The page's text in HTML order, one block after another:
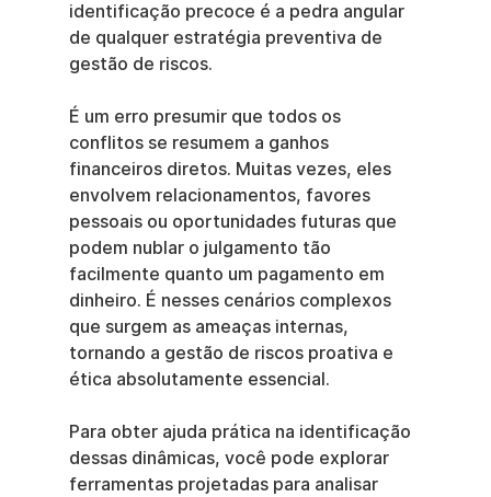
identificação precoce é a pedra angular
de qualquer estratégia preventiva de
gestão de riscos.
É um erro presumir que todos os
conflitos se resumem a ganhos
financeiros diretos. Muitas vezes, eles
envolvem relacionamentos, favores
pessoais ou oportunidades futuras que
podem nublar o julgamento tão
facilmente quanto um pagamento em
dinheiro. É nesses cenários complexos
que surgem as ameaças internas,
tornando a gestão de riscos proativa e
ética absolutamente essencial.
Para obter ajuda prática na identificação
dessas dinâmicas, você pode explorar
ferramentas projetadas para analisar